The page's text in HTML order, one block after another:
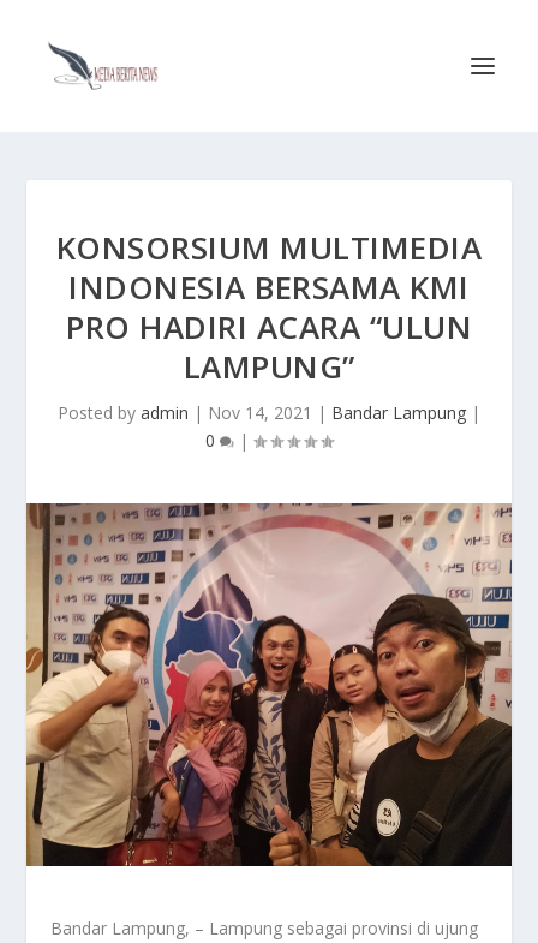
KONSORSIUM MULTIMEDIA
INDONESIA BERSAMA KMI
PRO HADIRI ACARA “ULUN
LAMPUNG”
Posted by admin | Nov 14, 2021 | Bandar Lampung |
0
|
Bandar Lampung, – Lampung sebagai provinsi di ujung